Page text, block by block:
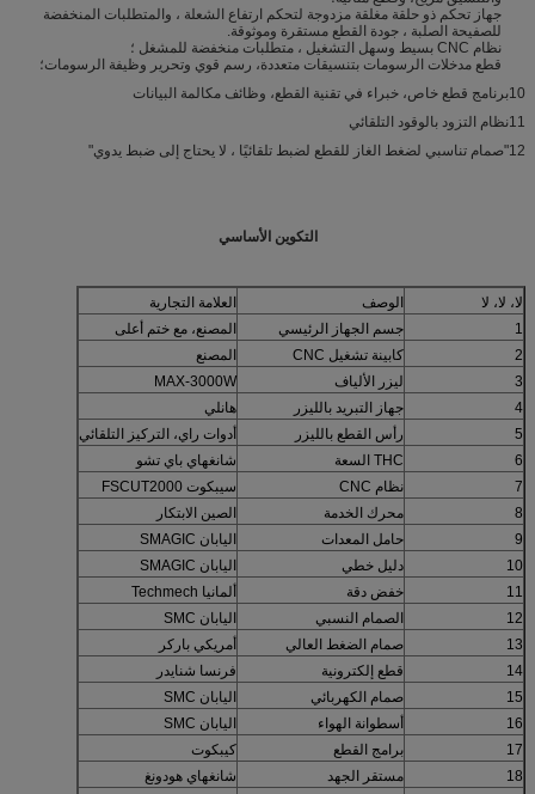
جهاز تحكم ذو حلقة مغلقة مزدوجة لتحكم ارتفاع الشعلة ، والمتطلبات المنخفضة
للصفيحة الصلبة ، جودة القطع مستقرة وموثوقة.
نظام CNC بسيط وسهل التشغيل ، متطلبات منخفضة للمشغل ؛
قطع مدخلات الرسومات بتنسيقات متعددة، رسم قوي وتحرير وظيفة الرسومات؛
10برنامج قطع خاص، خبراء في تقنية القطع، وظائف مكالمة البيانات
11نظام التزود بالوقود التلقائي
12"صمام تناسبي لضغط الغاز للقطع لضبط تلقائيًا ، لا يحتاج إلى ضبط يدوي"
التكوين الأساسي
لا، لا، لا الوصف
العلامة التجارية
1
جسم الجهاز الرئيسي
المصنع، مع ختم أعلى
2
كابينة تشغيل CNC
المصنع
3
ليزر الألياف
MAX-3000W
4
جهاز التبريد بالليزر
هانلي
5
رأس القطع بالليزر
أدوات راي، التركيز التلقائي
6
THC السعة
شانغهاي باي تشو
7
نظام CNC
سيبكوت FSCUT2000
8
محرك الخدمة
الصين الابتكار
9
حامل المعدات
اليابان SMAGIC
10
دليل خطي
اليابان SMAGIC
11
خفض دقة
ألمانيا Techmech
12
الصمام النسبي
اليابان SMC
13
صمام الضغط العالي
أمريكي باركر
14
قطع إلكترونية
فرنسا شنايدر
15
صمام الكهربائي
اليابان SMC
16
أسطوانة الهواء
اليابان SMC
17
برامج القطع
كيبكوت
18
مستقر الجهد
شانغهاي هودونغ